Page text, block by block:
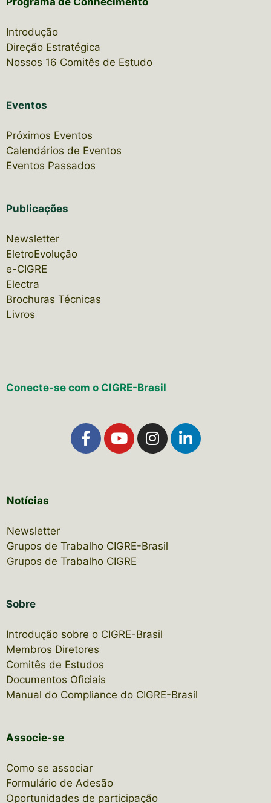
Introdução
Direção Estratégica
Nossos 16 Comitês de Estudo
Eventos
Próximos Eventos
Calendários de Eventos
Eventos Passados
Publicações
Newsletter
EletroEvolução
e-CIGRE
Electra
Brochuras Técnicas
Livros
Conecte-se com o CIGRE-Brasil
Notícias
Newsletter
Grupos de Trabalho CIGRE-Brasil
Grupos de Trabalho CIGRE
Sobre
Introdução sobre o CIGRE-Brasil
Membros Diretores
Comitês de Estudos
Documentos Oficiais
Manual do Compliance do CIGRE-Brasil
Associe-se
Como se associar
Formulário de Adesão
Oportunidades de participação